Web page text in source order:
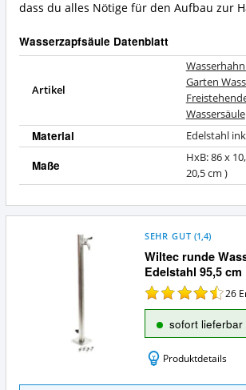
dass du alles Nötige für den Aufbau zur
Wasserzapfsäule Datenblatt
Artikel
Garten
Wassersäule
Material Edelstahl
Maße
HxB: 86 x
20,5 cm )
Wiltec runde
Edelstahl 95,5 cm
SEHR GUT (1,4)
26
sofort
Produktdetails